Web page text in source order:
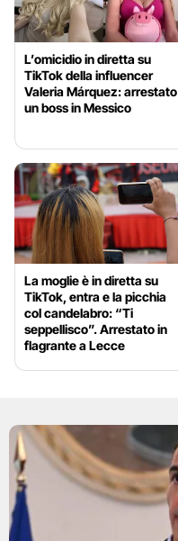
L’omicidio in diretta su
TikTok della influencer
Valeria Márquez: arrestato
un boss in Messico
La moglie è in diretta su
TikTok, entra e la picchia
col candelabro: “Ti
seppellisco”. Arrestato in
flagrante a Lecce